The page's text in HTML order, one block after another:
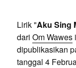
Lirik "Aku Sing
dari Om Wawes
dipublikasikan
tanggal 4